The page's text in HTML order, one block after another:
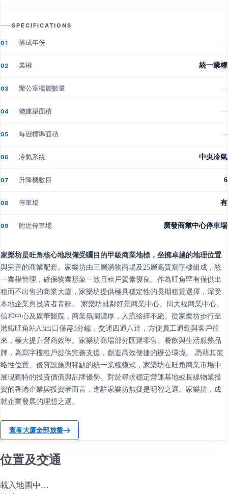
SPECIFICATIONS
01 落成年份 —
02 業權 統一業權
03 辦公室樓層數量 —
04 總建築面積 —
05 每層標準面積 —
06 冷氣系統 中央冷氣
07 升降機數目 6
08 停車場 有
09 附近停車場 廣發商業中心停車場
家樂坊是旺角核心地段備受矚目的甲級商業地標，坐擁卓越的地理位置
與完善的商業配套。家樂坊由三層購物商場及25層高質寫字樓組成，統
一業權管理，確保物業形象一致且租戶質素優良。作為旺角罕有僅供出
租而不出售的商業大廈，家樂坊提供極具穩定性的長期租賃選擇，深受
本地企業與投資者青睞。 家樂坊毗鄰好景商業中心、周大福商業中心、
信和中心及廣華醫院，商業氛圍濃厚，人流絡繹不絕。從家樂坊步行至
港鐵旺角站A3出口僅需3分鐘，交通四通八達，方便員工通勤與客戶往
來，極大提升營商效率。家樂坊商場部分匯聚零售、餐飲與生活服務品
牌，為寫字樓租戶提供完善支援，創造高效便捷的辦公環境。 憑藉其策
略性位置、優質設施與稀缺的統一業權模式，家樂坊在旺角商業市場中
展現獨特的投資價值與品牌優勢。對於尋求穩定營運基地或長線物業投
資的香港企業與投資者而言，進駐家樂坊無疑是明智之選。家樂坊，成
就企業發展的理想之選。
查看大廈全部放盤
位置及交通
載入地圖中…